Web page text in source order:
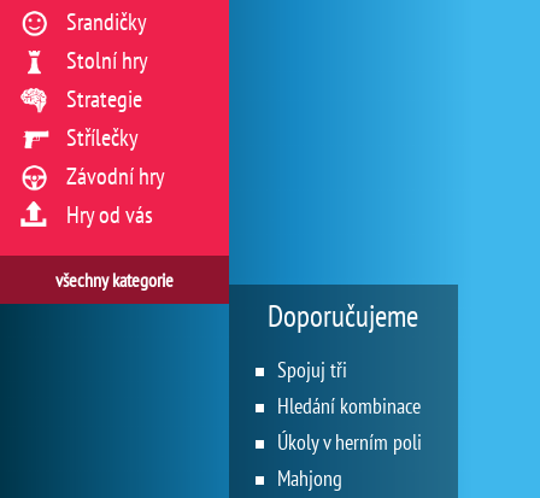
Srandičky
Stolní hry
Strategie
Střílečky
Závodní hry
Hry od vás
všechny kategorie
Doporučujeme
Spojuj tři
Hledání kombinace
Úkoly v herním poli
Mahjong